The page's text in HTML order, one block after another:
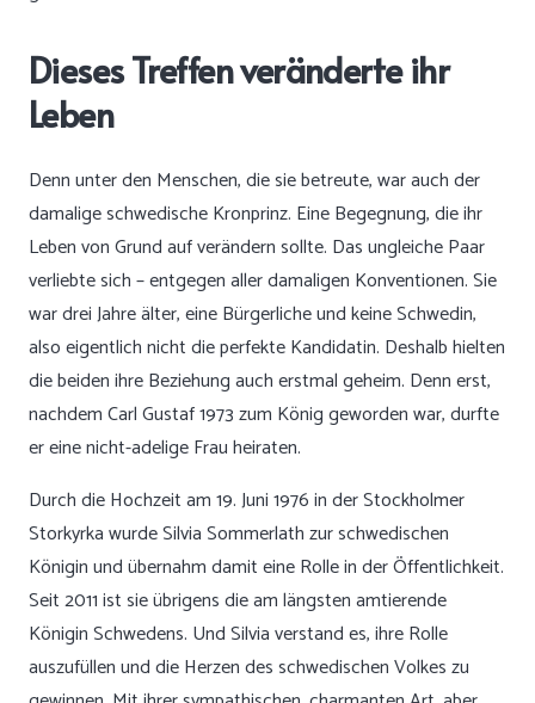
Dieses Treffen veränderte ihr
Leben
Denn unter den Menschen, die sie betreute, war auch der
damalige schwedische Kronprinz. Eine Begegnung, die ihr
Leben von Grund auf verändern sollte. Das ungleiche Paar
verliebte sich – entgegen aller damaligen Konventionen. Sie
war drei Jahre älter, eine Bürgerliche und keine Schwedin,
also eigentlich nicht die perfekte Kandidatin. Deshalb hielten
die beiden ihre Beziehung auch erstmal geheim. Denn erst,
nachdem Carl Gustaf 1973 zum König geworden war, durfte
er eine nicht-adelige Frau heiraten.
Durch die Hochzeit am 19. Juni 1976 in der Stockholmer
Storkyrka wurde Silvia Sommerlath zur schwedischen
Königin und übernahm damit eine Rolle in der Öffentlichkeit.
Seit 2011 ist sie übrigens die am längsten amtierende
Königin Schwedens. Und Silvia verstand es, ihre Rolle
auszufüllen und die Herzen des schwedischen Volkes zu